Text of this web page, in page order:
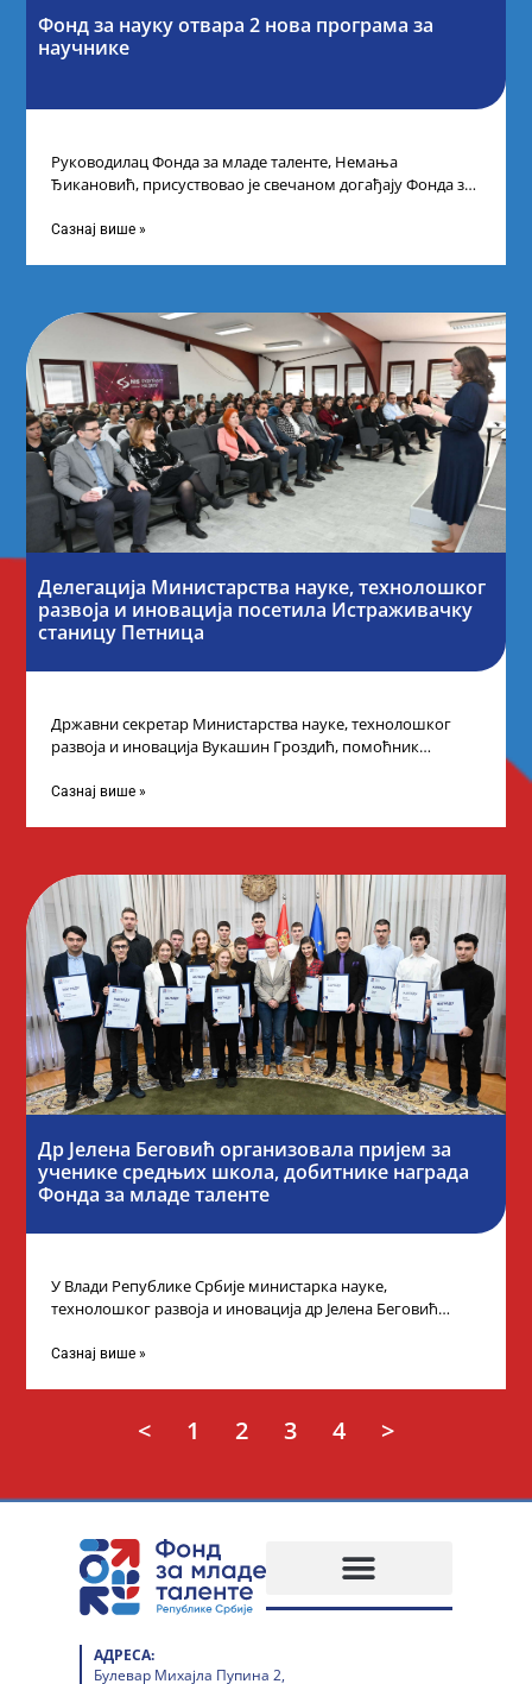
Фонд за науку отвара 2 нова програма за
научнике
Руководилац Фонда за младе таленте, Немања
Ђикановић, присуствовао је свечаном догађају Фонда за
Сазнај више »
Делегација Министарства науке, технолошког
развоја и иновација посетила Истраживачку
станицу Петница
Државни секретар Министарства науке, технолошког
развоја и иновација Вукашин Гроздић, помоћник
промоцију
Сазнај више »
Др Јелена Беговић организовала пријем за
ученике средњих школа, добитнике награда
Фонда за младе таленте
У Влади Републике Србије министарка науке,
технолошког развоја и иновација др Јелена Беговић
Сазнај више »
< 1 2 3 4 >
АДРЕСА:
Булевар Михајла Пупина 2,